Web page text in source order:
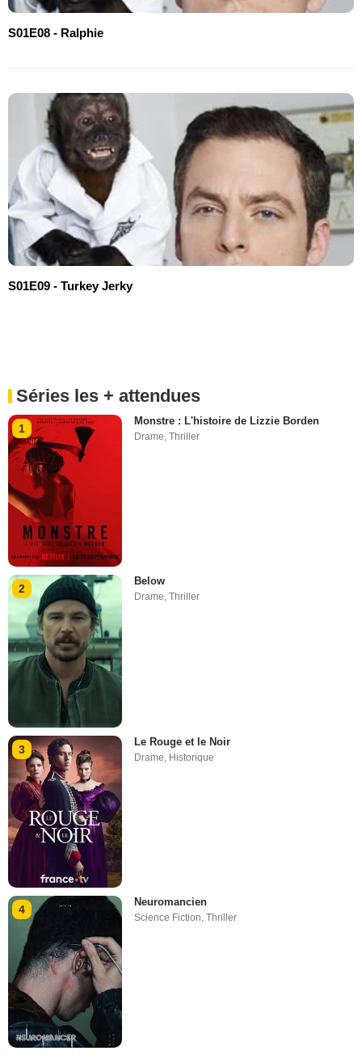
S01E08 - Ralphie
S01E09 - Turkey Jerky
Séries les + attendues
1
Monstre : L'histoire de Lizzie Borden
Drame,Thriller
2
Below
Drame,Thriller
3
Le Rouge et le Noir
Drame Historique
4
Neuromancien
Science Fiction,Thriller